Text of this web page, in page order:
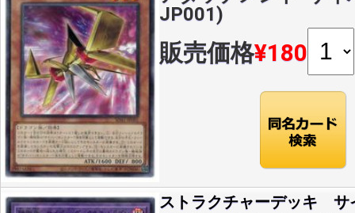
JP001)
販売価格¥180
ストラクチャーデッキ サ